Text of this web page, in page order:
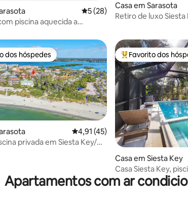
em 5 estrelas, 110avaliaçõesClassificação média de 5 em 5
5 (28)
piscina aquecida a
Casa em Sarasota
Retiro de luxo
5 em 5 estrelas, 12avaliações
dos hóspedes mais apreciados
dos hóspedes
Classificação média de 4,91 em 5
4,91 (45)
privada em Siesta Key/
Favoritos dos
Favorito dos
Casa em Siesta Key
Casa Siesta Key,
hidromassagem, a
Apartamentos com ar